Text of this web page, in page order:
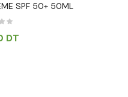
SPF 50+ 50ML
DT